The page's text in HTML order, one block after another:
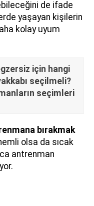
de ifade
yaşayan kişilerin
kolay uyum
için hangi
seçilmeli?
seçimleri
bırakmak
olsa da sıcak
antrenman